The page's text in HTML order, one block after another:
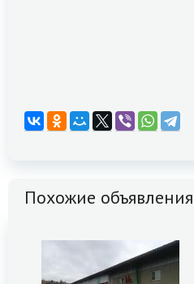
Похожие объявления